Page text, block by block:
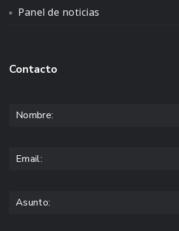
Panel de noticias
Contacto